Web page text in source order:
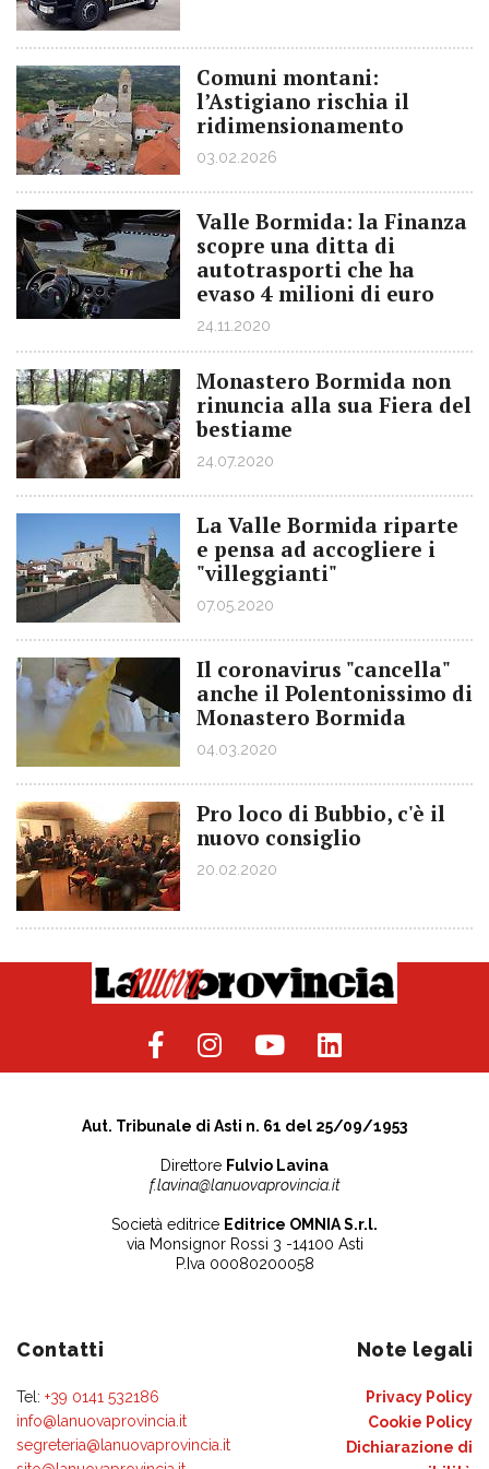
Comuni montani:
l’Astigiano rischia il
ridimensionamento
03.02.2026
Valle Bormida: la Finanza
scopre una ditta di
autotrasporti che ha
evaso 4 milioni di euro
24.11.2020
Monastero Bormida non
rinuncia alla sua Fiera del
bestiame
24.07.2020
La Valle Bormida riparte
e pensa ad accogliere i
"villeggianti"
07.05.2020
Il coronavirus "cancella"
anche il Polentonissimo di
Monastero Bormida
04.03.2020
Pro loco di Bubbio, c'è il
nuovo consiglio
20.02.2020
Aut. Tribunale di Asti n. 61 del 25/09/1953
Direttore Fulvio Lavina
f.lavina@lanuovaprovincia.it
Società editrice Editrice OMNIA S.r.l.
via Monsignor Rossi 3 -14100 Asti
P.Iva 00080200058
Contatti
Tel: +39 0141 532186
info@lanuovaprovincia.it
segreteria@lanuovaprovincia.it
Note legali
Privacy Policy
Cookie Policy
Dichiarazione di